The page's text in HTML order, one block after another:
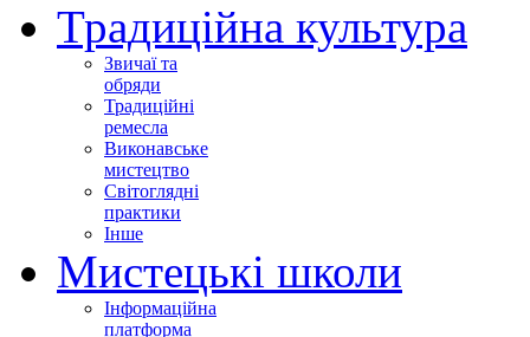
Традиційна культура
Звичаї та
обряди
Традиційні
ремесла
Виконавське
мистецтво
Світоглядні
практики
Інше
Мистецькі школи
Інформаційна
платформа